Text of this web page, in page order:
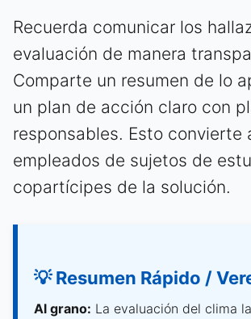
Recuerda comunicar los
evaluación de manera
Comparte un resumen de lo
un plan de acción claro con
responsables. Esto convierte
empleados de sujetos de
copartícipes de la solución.
💡 Resumen Rápido /
Al grano: La evaluación del clima